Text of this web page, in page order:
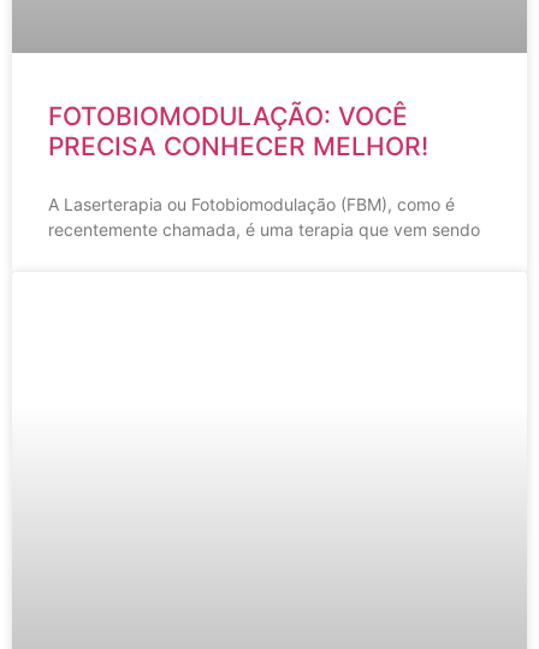
FOTOBIOMODULAÇÃO: VOCÊ
PRECISA CONHECER MELHOR!
A Laserterapia ou Fotobiomodulação (FBM), como é
recentemente chamada, é uma terapia que vem sendo